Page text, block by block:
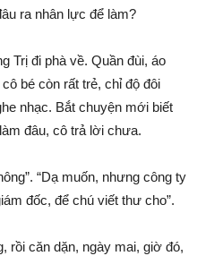
ra nhân lực để làm?
Trị đi phà về. Quần đùi, áo
bé còn rất trẻ, chỉ độ đôi
nhạc. Bắt chuyện mới biết
đâu, cô trả lời chưa.
“Dạ muốn, nhưng công ty
đốc, để chú viết thư cho”.
rồi căn dặn, ngày mai, giờ đó,